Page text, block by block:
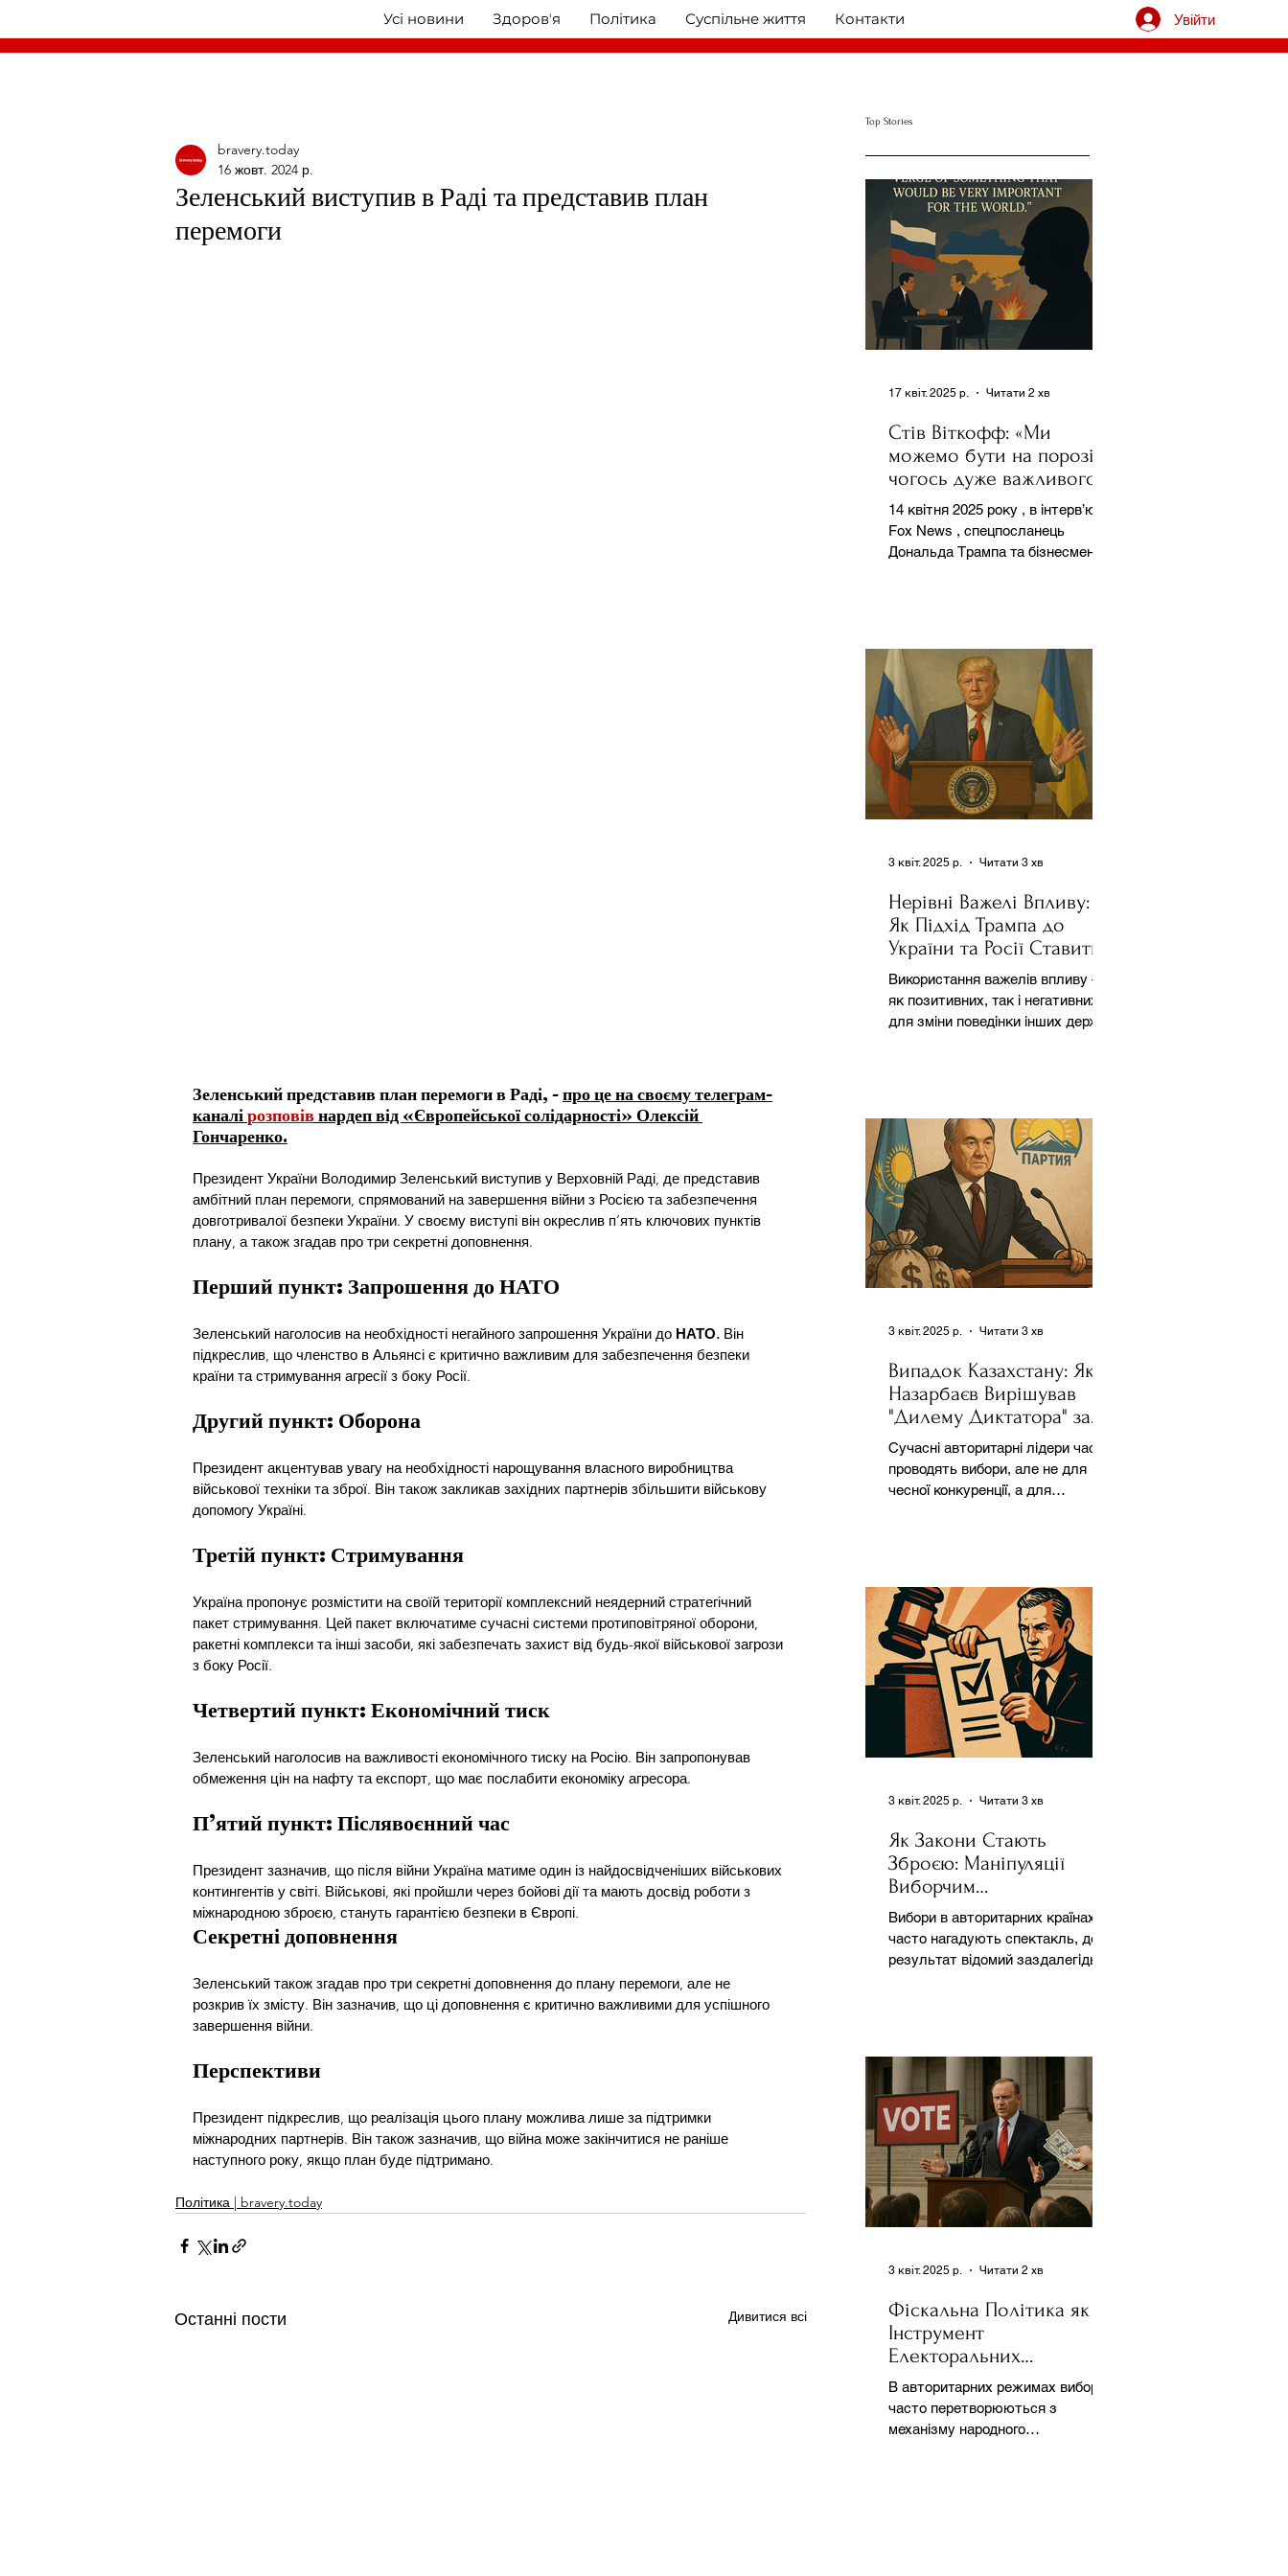
Усі новини Здоровʼя Політика Суспільне життя Контакти Увійти
Зеленський виступив в Раді та представив план
перемоги
bravery.today
16 жовт. 2024 р.
Зеленський представив план перемоги в Раді, - про це на своєму телеграм-
каналі розповів нардеп від «Європейської солідарності» Олексій
Гончаренко.
Президент України Володимир Зеленський виступив у Верховній Раді, де представив
амбітний план перемоги, спрямований на завершення війни з Росією та забезпечення
довготривалої безпеки України. У своєму виступі він окреслив п’ять ключових пунктів
плану, а також згадав про три секретні доповнення.
Перший пункт: Запрошення до НАТО
Зеленський наголосив на необхідності негайного запрошення України до НАТО. Він
підкреслив, що членство в Альянсі є критично важливим для забезпечення безпеки
країни та стримування агресії з боку Росії.
Другий пункт: Оборона
Президент акцентував увагу на необхідності нарощування власного виробництва
військової техніки та зброї. Він також закликав західних партнерів збільшити військову
допомогу Україні.
Третій пункт: Стримування
Україна пропонує розмістити на своїй території комплексний неядерний стратегічний
пакет стримування. Цей пакет включатиме сучасні системи протиповітряної оборони,
ракетні комплекси та інші засоби, які забезпечать захист від будь-якої військової загрози
з боку Росії.
Четвертий пункт: Економічний тиск
Зеленський наголосив на важливості економічного тиску на Росію. Він запропонував
обмеження цін на нафту та експорт, що має послабити економіку агресора.
П’ятий пункт: Післявоєнний час
Президент зазначив, що після війни Україна матиме один із найдосвідченіших військових
контингентів у світі. Військові, які пройшли через бойові дії та мають досвід роботи з
міжнародною зброєю, стануть гарантією безпеки в Європі.
Секретні доповнення
Зеленський також згадав про три секретні доповнення до плану перемоги, але не
розкрив їх змісту. Він зазначив, що ці доповнення є критично важливими для успішного
завершення війни.
Перспективи
Президент підкреслив, що реалізація цього плану можлива лише за підтримки
міжнародних партнерів. Він також зазначив, що війна може закінчитися не раніше
наступного року, якщо план буде підтримано.
Політика | bravery.today
Останні пости Дивитися всі
Top Stories
Стів Віткофф: «Ми
можемо бути на порозі
чогось дуже важливого
для світу» — але що це
означає?
14 квітня 2025 року , в інтерв’ю на
Fox News , спецпосланець
Дональда Трампа та бізнесмен
17 квіт. 2025 р. Читати 2 хв
Нерівні Важелі Впливу:
Як Підхід Трампа до
України та Росії Ставить
під Сумнів Американську
Держполітику
Використання важелів впливу –
як позитивних, так і негативних –
для зміни поведінки інших держав
3 квіт. 2025 р. Читати 3 хв
Випадок Казахстану: Як
Назарбаєв Вирішував
"Дилему Диктатора" за
Допомогою Ресурсів та
Партії
Сучасні авторитарні лідери часто
проводять вибори, але не для
чесної конкуренції, а для
3 квіт. 2025 р. Читати 3 хв
Як Закони Стають
Зброєю: Маніпуляції
Виборчим
Законодавством в
Автократіях
Вибори в авторитарних країнах
часто нагадують спектакль, де
результат відомий заздалегідь.
3 квіт. 2025 р. Читати 3 хв
Фіскальна Політика як
Інструмент
Електоральних
Маніпуляцій в
Автократіях
В авторитарних режимах вибори
часто перетворюються з
механізму народного
3 квіт. 2025 р. Читати 2 хв